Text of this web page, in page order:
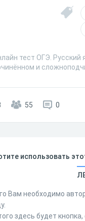
тест ОГЭ. Русский
и
55 0
использовать
Вам необходимо
здесь будет